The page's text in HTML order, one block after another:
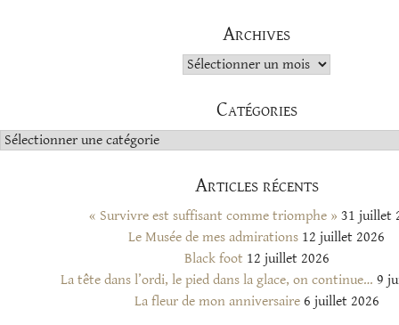
Archives
Archives
Catégories
Catégories
Articles récents
« Survivre est suffisant comme triomphe » 31 juillet
Le Musée de mes admirations 12 juillet 2026
Black foot 12 juillet 2026
La tête dans l’ordi, le pied dans la glace, on continue… 9
La fleur de mon anniversaire 6 juillet 2026